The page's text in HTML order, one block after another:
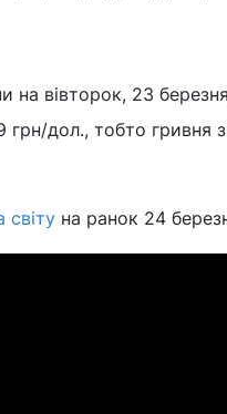
на вівторок, 23
дол., тобто гривня
світу на ранок 24